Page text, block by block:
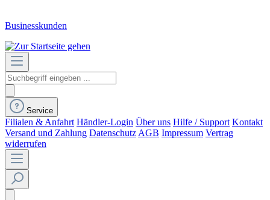
Businesskunden
Service
Filialen & Anfahrt Händler-Login Über uns Hilfe / Support Kontakt
Versand und Zahlung Datenschutz AGB Impressum Vertrag
widerrufen